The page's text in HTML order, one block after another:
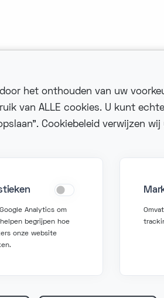
het onthouden van uw
van ALLE cookies. U kunt
Cookiebeleid verwijzen wij
Analytics om
begrijpen hoe
onze website
580 50 00
BIPT:
BTW